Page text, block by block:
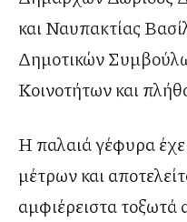
και Ναυπακτίας
Δημοτικών
Κοινοτήτων και
Η παλαιά γέφυρα
μέτρων και
αμφιέρειστα τοξωτά